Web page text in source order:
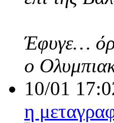
Έφυγε…
ο
10/01
η